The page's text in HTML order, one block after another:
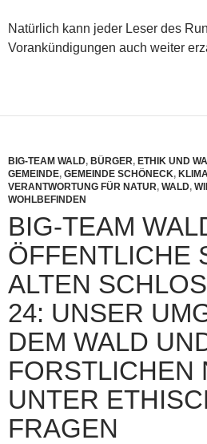
Natürlich kann jeder Leser des
Vorankündigungen auch weiter
BIG-TEAM WALD, BÜRGER, ETHIK UND
GEMEINDE, GEMEINDE SCHÖNECK,
VERANTWORTUNG FÜR NATUR, WALD,
WOHLBEFINDEN
BIG-TEAM
ÖFFENTLICHE
ALTEN
24: UNSER
DEM WALD
FORSTLICHEN
UNTER
FRAGEN